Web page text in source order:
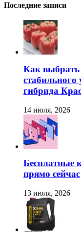
Последние записи
Как выбрать
стабильного
гибрида
14 июля, 2026
Бесплатные
прямо сейчас
13 июля, 2026